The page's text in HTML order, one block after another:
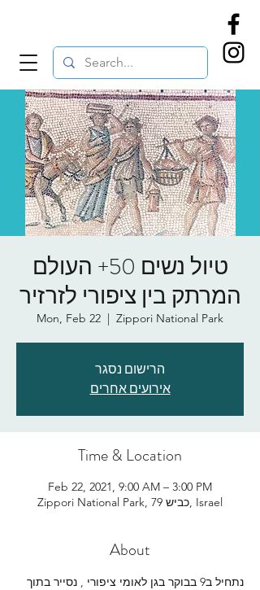
טיול נשים 50+ העולם
המרתק בין ציפורי לזרזיר
Mon, Feb 22
  |
Zippori National Park
הרישום נסגר
אירועים אחרים
Time & Location
Feb 22, 2021, 9:00 AM – 3:00 PM
Zippori National Park, כביש 79, Israel
About
נתחיל ב9 בבוקר בגן לאומי ציפורי , נסייר בתוך